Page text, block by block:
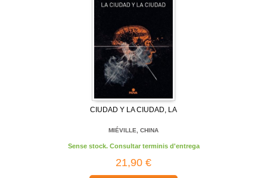
CIUDAD Y LA CIUDAD, LA
MIÉVILLE, CHINA
Sense stock. Consultar terminis d'entrega
21,90 €